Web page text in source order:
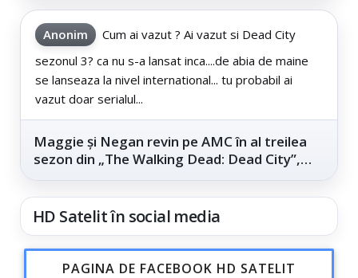
Anonim
Cum ai vazut ? Ai vazut si Dead City
sezonul 3? ca nu s-a lansat inca....de abia de maine
se lanseaza la nivel international... tu probabil ai
vazut doar serialul...
Maggie și Negan revin pe AMC în al treilea
sezon din „The Walking Dead: Dead City”,
HD Satelit în social media
PAGINA DE FACEBOOK HD SATELIT